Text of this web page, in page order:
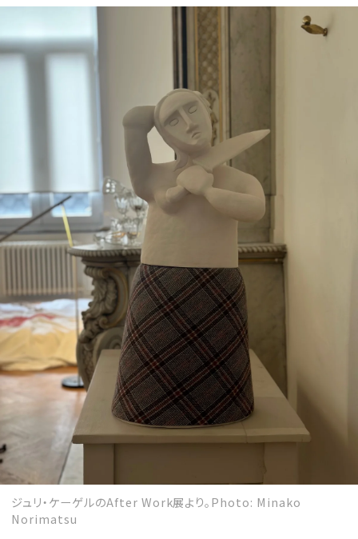
ジュリ・ケーゲルのAfter Work展より。Photo: Minako
Norimatsu